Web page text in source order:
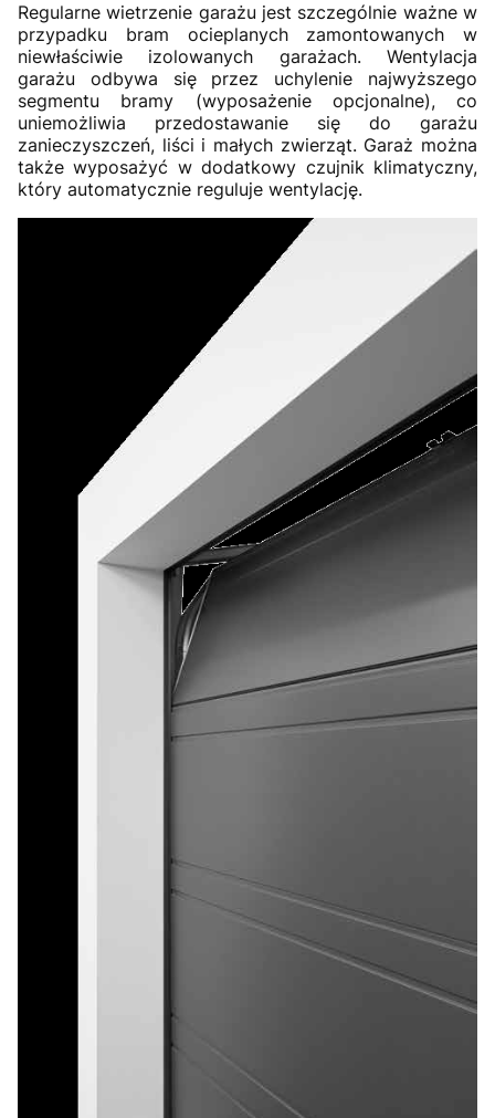
Regularne wietrzenie garażu jest szczególnie ważne w
przypadku bram ocieplanych zamontowanych w
niewłaściwie izolowanych garażach. Wentylacja
garażu odbywa się przez uchylenie najwyższego
segmentu bramy (wyposażenie opcjonalne), co
uniemożliwia przedostawanie się do garażu
zanieczyszczeń, liści i małych zwierząt. Garaż można
także wyposażyć w dodatkowy czujnik klimatyczny,
który automatycznie reguluje wentylację.